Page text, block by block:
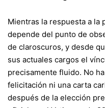
Mientras la respuesta a la
depende del punto de
de claroscuros, y desde
sus actuales cargos el
precisamente fluido. No
felicitación ni una carta
después de la elección